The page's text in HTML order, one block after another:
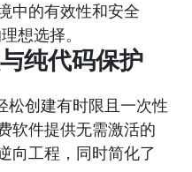
中的有效性和安全
想选择。
纯代码保护
松创建有时限且一次性
软件提供无需激活的
向工程，同时简化了